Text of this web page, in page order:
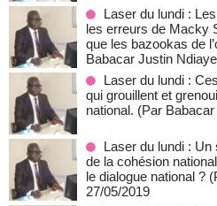
Laser du lundi :
les erreurs de Macky
que les bazookas de
Babacar Justin
Laser du lundi :
qui grouillent et
national. (Par
Laser du lundi :
de la cohésion
le dialogue national ?
27/05/2019